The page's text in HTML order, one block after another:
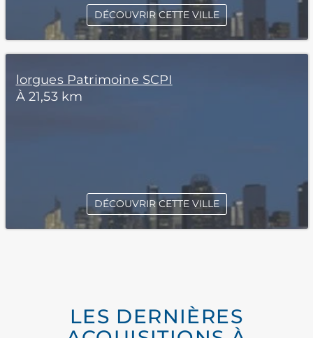
DÉCOUVRIR CETTE VILLE
lorgues Patrimoine SCPI
À 21,53 km
DÉCOUVRIR CETTE VILLE
LES DERNIÈRES